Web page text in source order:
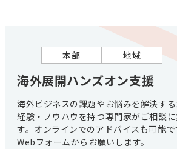
本部 地域
海外展開ハンズオン支援
海外ビジネスの課題やお悩みを解決す
経験・ノウハウを持つ専門家がご相談
す。オンラインでのアドバイスも可能
Webフォームからお願いします。